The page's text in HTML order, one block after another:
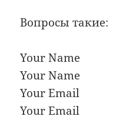
Вопросы такие:
Your Name
Your Name
Your Email
Your Email